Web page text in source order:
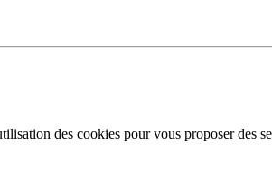
des cookies pour vous proposer des